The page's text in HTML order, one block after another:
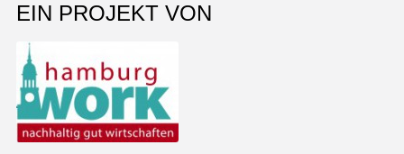
EIN PROJEKT VON